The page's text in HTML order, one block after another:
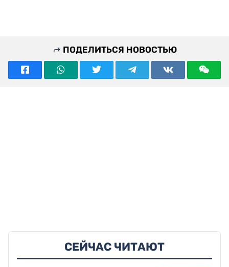
ПОДЕЛИТЬСЯ НОВОСТЬЮ
СЕЙЧАС ЧИТАЮТ